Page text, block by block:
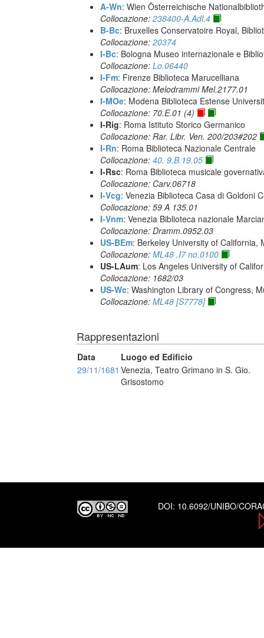
A-Wn: Wien Österreichische
Collocazione: 238400-A.Adl.4
B-Bc: Bruxelles Conservatoire Royal,
Collocazione: 20374
I-Bc: Bologna Museo internazionale e
Collocazione: Lo.06440
I-Fm: Firenze Biblioteca Marucelliana
Collocazione: Melodrammi Mel.2177.01
I-MOe: Modena Biblioteca Estense
Collocazione: 70.E.01 (4)
I-Rig: Roma Istituto Storico Germanico
Collocazione: Rar. Libr. Ven. 200/203#202
I-Rn: Roma Biblioteca Nazionale Centrale
Collocazione: 40. 9.B.19.05
I-Rsc: Roma Biblioteca musicale
Collocazione: Carv.06718
I-Vcg: Venezia Biblioteca Casa di Goldoni
Collocazione: 59 A 135.01
I-Vnm: Venezia Biblioteca nazionale
Collocazione: Dramm.0952.03
US-BEm: Berkeley University of California,
Collocazione: ML48 .I7 no.0100
US-LAum: Los Angeles University of
Collocazione: 1682/03
US-Wc: Washington Library of Congress,
Collocazione: ML48 [S7778]
Rappresentazioni
Data
Luogo ed Edificio
29/11/1681 Venezia, Teatro Grimano in S. Gio.
Grisostomo
DOI: 10.6092/UNIBO/